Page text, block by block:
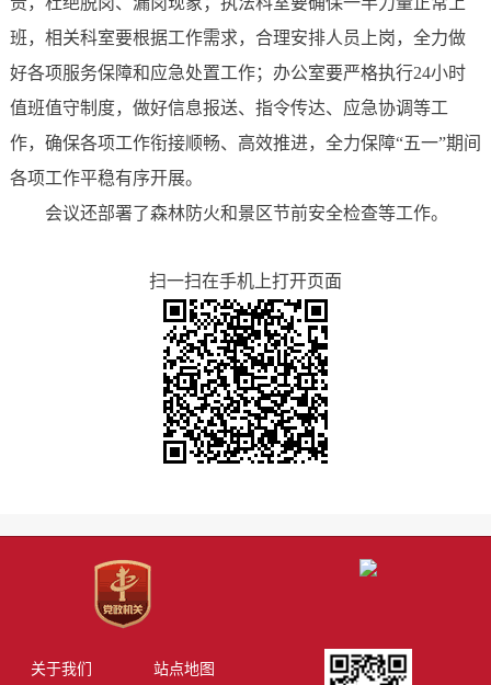
班，相关科室要根据工作需求，合理安排人员上岗，全力做
好各项服务保障和应急处置工作；办公室要严格执行24小时
值班值守制度，做好信息报送、指令传达、应急协调等工
作，确保各项工作衔接顺畅、高效推进，全力保障“五一”期间
各项工作平稳有序开展。
会议还部署了森林防火和景区节前安全检查等工作。
扫一扫在手机上打开页面
关于我们 站点地图